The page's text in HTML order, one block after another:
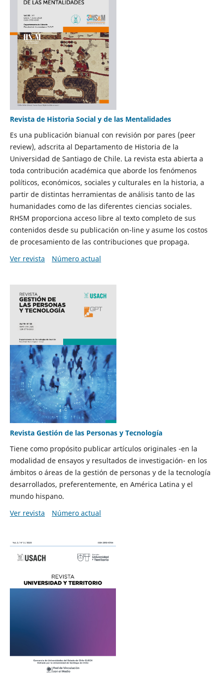
Revista de Historia Social y de las Mentalidades
Es una publicación bianual con revisión por pares (peer
review), adscrita al Departamento de Historia de la
Universidad de Santiago de Chile. La revista esta abierta a
toda contribución académica que aborde los fenómenos
políticos, económicos, sociales y culturales en la historia, a
partir de distintas herramientas de análisis tanto de las
humanidades como de las diferentes ciencias sociales.
RHSM proporciona acceso libre al texto completo de sus
contenidos desde su publicación on-line y asume los costos
de procesamiento de las contribuciones que propaga.
Ver revista
Número actual
Revista Gestión de las Personas y Tecnología
Tiene como propósito publicar artículos originales -en la
modalidad de ensayos y resultados de investigación- en los
ámbitos o áreas de la gestión de personas y de la tecnología
desarrollados, preferentemente, en América Latina y el
mundo hispano.
Ver revista
Número actual